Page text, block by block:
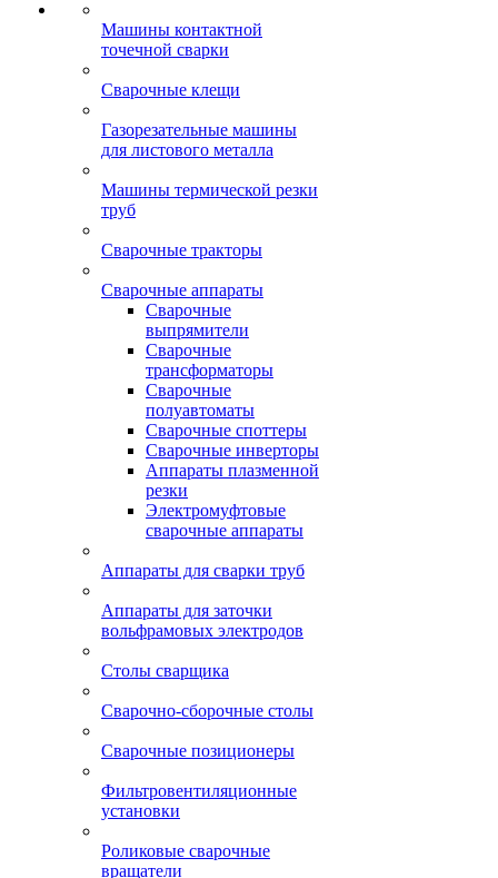
Машины контактной
точечной сварки
Сварочные клещи
Газорезательные машины
для листового металла
Машины термической резки
труб
Сварочные тракторы
Сварочные аппараты
Сварочные
выпрямители
Сварочные
трансформаторы
Сварочные
полуавтоматы
Сварочные споттеры
Сварочные инверторы
Аппараты плазменной
резки
Электромуфтовые
сварочные аппараты
Аппараты для сварки труб
Аппараты для заточки
вольфрамовых электродов
Столы сварщика
Сварочно-сборочные столы
Сварочные позиционеры
Фильтровентиляционные
установки
Роликовые сварочные
вращатели